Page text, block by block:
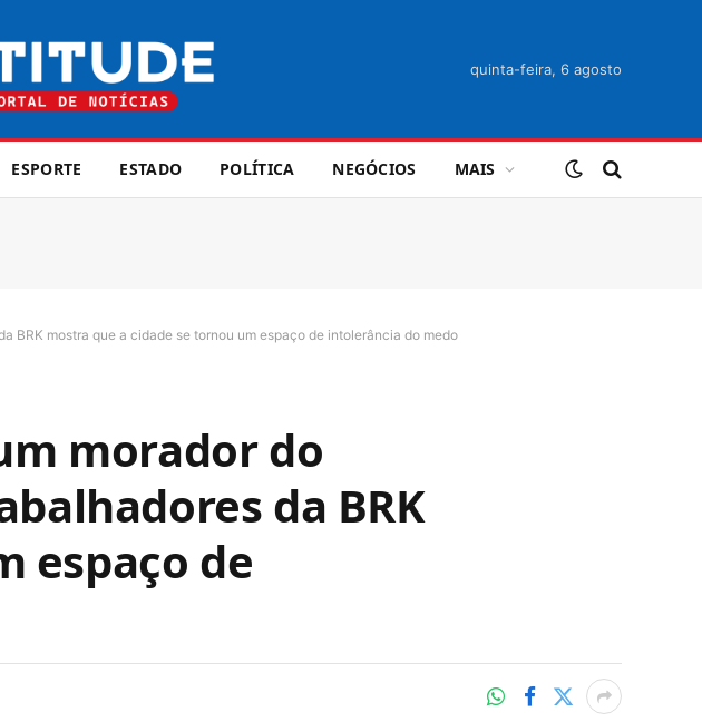
quinta-feira, 6 agosto
ESPORTE ESTADO POLÍTICA NEGÓCIOS MAIS
BRK mostra que a cidade se tornou um espaço de intolerância do medo
morador do
da BRK
espaço de